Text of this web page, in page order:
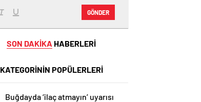
GÖNDER
SON DAKİKA HABERLERİ
KATEGORİNİN POPÜLERLERİ
Buğdayda ‘ilaç atmayın’ uyarısı